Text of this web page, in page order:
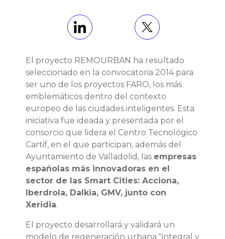
El proyecto REMOURBAN ha resultado
seleccionado en la convocatoria 2014 para
ser uno de los proyectos FARO, los más
emblemáticos dentro del contexto
europeo de las ciudades inteligentes. Esta
iniciativa fue ideada y presentada por el
consorcio que lidera el Centro Tecnológico
Cartif, en el que participan, además del
Ayuntamiento de Valladolid, las empresas
españolas más innovadoras en el
sector de las Smart Cities: Acciona,
Iberdrola, Dalkia, GMV, junto con
Xeridia.
El proyecto desarrollará y validará un
modelo de regeneración urbana "integral y